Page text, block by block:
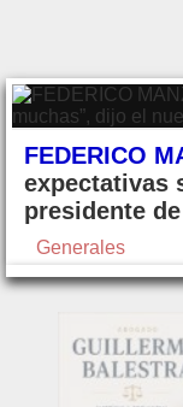
FEDERICO
expectativas
presidente
Generales